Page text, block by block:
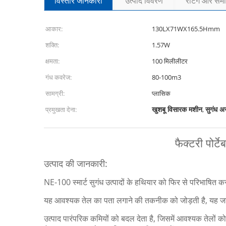
आकार:
130LX71WX165.5Hmm
शक्ति:
1.57W
क्षमता:
100 मिलीलीटर
गंध कवरेज:
80-100m3
सामग्री:
प्लासिक
प्रमुखता देना:
खुशबू विसारक मशीन,सुगंध
फैक्टरी
उत्पाद की जानकारी:
NE-100 स्मार्ट सुगंध उत्पादों के हथियार को फिर से
यह आवश्यक तेल का पता लगाने की तकनीक को जोड़ती है, यह
उत्पाद पारंपरिक कमियों को बदल देता है, जिसमें आवश्यक तेलों